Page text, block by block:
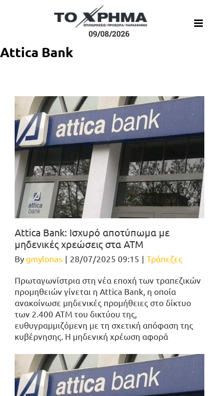
09/08/2026
Attica Bank
Attica Bank: Ισχυρό αποτύπωμα με
μηδενικές χρεώσεις στα ΑΤΜ
Bygmylonas | 28/07/2025 09:15 | Τράπεζες
Πρωταγωνίστρια στη νέα εποχή των τραπεζικών
προμηθειών γίνεται η Attica Bank, η οποία
ανακοίνωσε μηδενικές προμήθειες στο δίκτυο
των 2.400 ΑΤΜ του δικτύου της,
ευθυγραμμιζόμενη με τη σχετική απόφαση της
κυβέρνησης. Η μηδενική χρέωση αφορά